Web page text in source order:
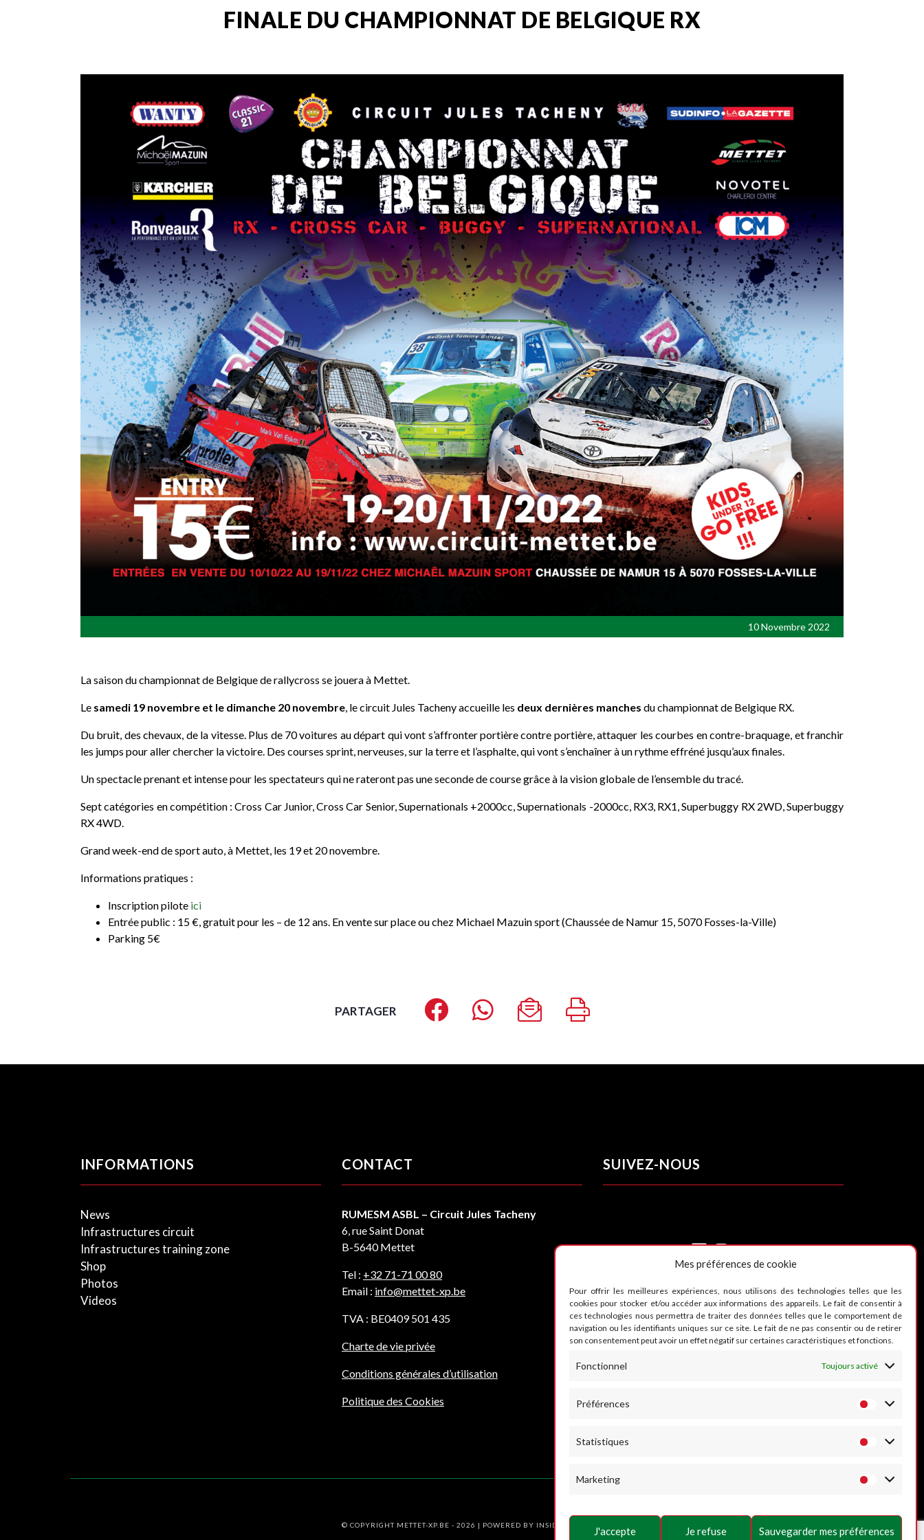
Mes préférences de cookie
Pour offrir les meilleures expériences, nous utilisons des technologies telles que les
cookies pour stocker et/ou accéder aux informations des appareils. Le fait de consentir à
ces technologies nous permettra de traiter des données telles que le comportement de
navigation ou les identifiants uniques sur ce site. Le fait de ne pas consentir ou de retirer
son consentement peut avoir un effet négatif sur certaines caractéristiques et fonctions.
Fonctionnel Toujours activé
Préférences
Statistiques
Marketing
J'accepte Je refuse Sauvegarder mes préférences
FINALE DU CHAMPIONNAT DE BELGIQUE RX
10 Novembre 2022
La saison du championnat de Belgique de rallycross se jouera à Mettet.
Le samedi 19 novembre et le dimanche 20 novembre, le circuit Jules Tacheny accueille les deux dernières manches du championnat de Belgique RX.
Du bruit, des chevaux, de la vitesse. Plus de 70 voitures au départ qui vont s’affronter portière contre portière, attaquer les courbes en contre-braquage, et franchir
les jumps pour aller chercher la victoire. Des courses sprint, nerveuses, sur la terre et l’asphalte, qui vont s’enchaîner à un rythme effréné jusqu’aux finales.
Un spectacle prenant et intense pour les spectateurs qui ne rateront pas une seconde de course grâce à la vision globale de l’ensemble du tracé.
Sept catégories en compétition : Cross Car Junior, Cross Car Senior, Supernationals +2000cc, Supernationals -2000cc, RX3, RX1, Superbuggy RX 2WD, Superbuggy
RX 4WD.
Grand week-end de sport auto, à Mettet, les 19 et 20 novembre.
Informations pratiques :
Inscription pilote ici
Entrée public : 15 €, gratuit pour les – de 12 ans. En vente sur place ou chez Michael Mazuin sport (Chaussée de Namur 15, 5070 Fosses-la-Ville)
Parking 5€
PARTAGER
INFORMATIONS
News
Infrastructures circuit
Infrastructures training zone
Shop
Photos
Videos
CONTACT
RUMESM ASBL – Circuit Jules Tacheny
6, rue Saint Donat
B-5640 Mettet
Tel : +32 71-71 00 80
Email : info@mettet-xp.be
TVA : BE0409 501 435
Charte de vie privée
Conditions générales d’utilisation
Politique des Cookies
SUIVEZ-NOUS
© COPYRIGHT METTET-XP.BE - 2026 | POWERED BY INSIDE WEB